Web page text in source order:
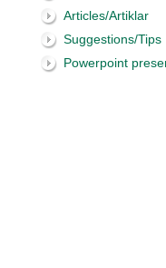
Articles/Artiklar
Suggestions/Tips
Powerpoint